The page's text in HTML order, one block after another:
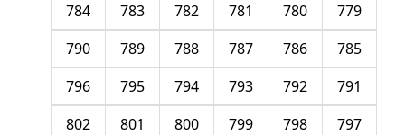
779
780
781
782
783
784
785
786
787
788
789
790
791
792
793
794
795
796
797
798
799
800
801
802